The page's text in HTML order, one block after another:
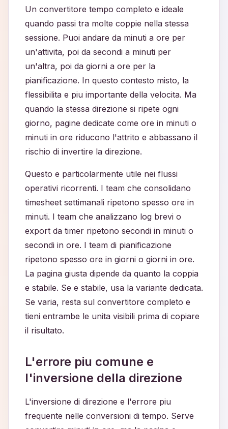
Un convertitore tempo completo e ideale
quando passi tra molte coppie nella stessa
sessione. Puoi andare da minuti a ore per
un'attivita, poi da secondi a minuti per
un'altra, poi da giorni a ore per la
pianificazione. In questo contesto misto, la
flessibilita e piu importante della velocita. Ma
quando la stessa direzione si ripete ogni
giorno, pagine dedicate come ore in minuti o
minuti in ore riducono l'attrito e abbassano il
rischio di invertire la direzione.
Questo e particolarmente utile nei flussi
operativi ricorrenti. I team che consolidano
timesheet settimanali ripetono spesso ore in
minuti. I team che analizzano log brevi o
export da timer ripetono secondi in minuti o
secondi in ore. I team di pianificazione
ripetono spesso ore in giorni o giorni in ore.
La pagina giusta dipende da quanto la coppia
e stabile. Se e stabile, usa la variante dedicata.
Se varia, resta sul convertitore completo e
tieni entrambe le unita visibili prima di copiare
il risultato.
L'errore piu comune e
l'inversione della direzione
L'inversione di direzione e l'errore piu
frequente nelle conversioni di tempo. Serve